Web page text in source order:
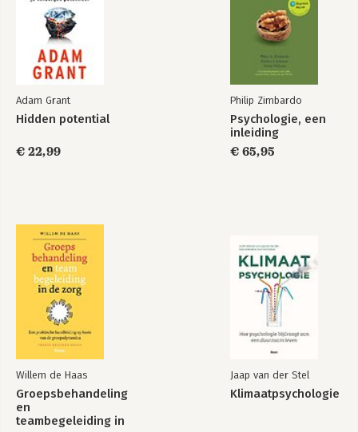
Adam Grant
Hidden potential
€ 22,99
Philip Zimbardo
Psychologie, een
inleiding
€ 65,95
Willem de Haas
Groepsbehandeling
en
teambegeleiding in
Jaap van der Stel
Klimaatpsychologie